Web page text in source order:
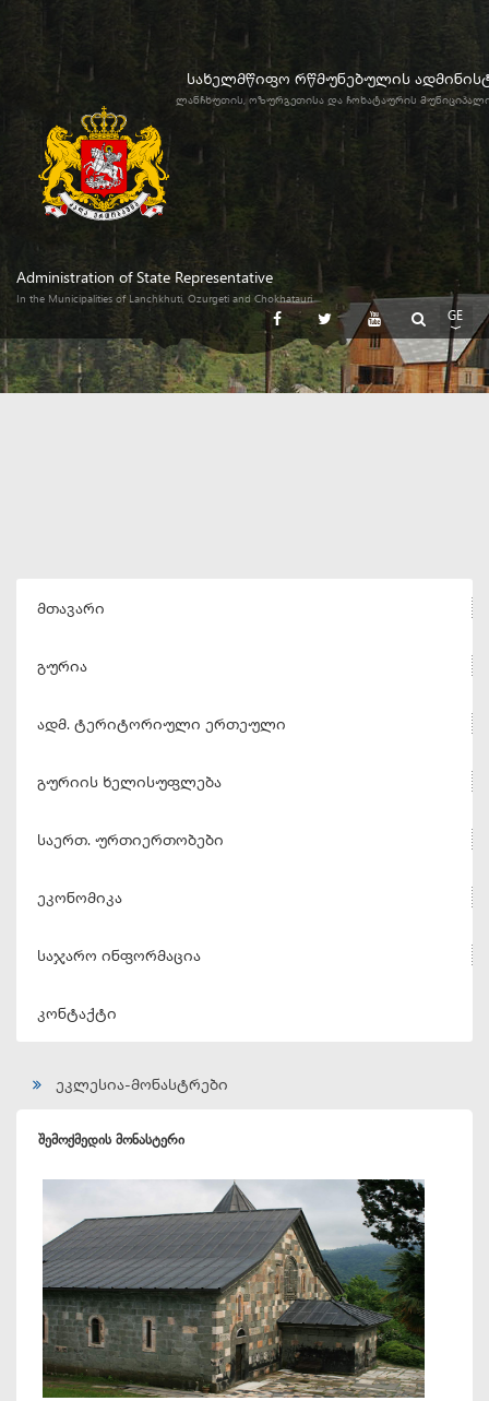
სახელმწიფო რწმუნებულის
ლანჩხუთის, ოზურგეთისა და ჩოხატაურის
Administration of State Representative
In the Municipalities of Lanchkhuti, Ozurgeti and Chokhatauri
GE
EN
RU
მთავარი
გურია
ადმ. ტერიტორიული ერთეული
გურიის ხელისუფლება
საერთ. ურთიერთობები
ეკონომიკა
საჯარო ინფორმაცია
კონტაქტი
ეკლესია-მონასტრები
შემოქმედის მონასტერი